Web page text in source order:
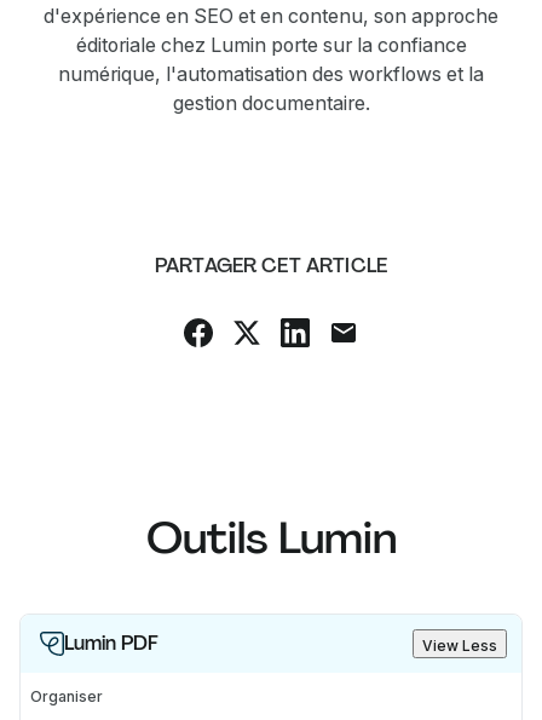
d'expérience en SEO et en contenu, son approche
éditoriale chez Lumin porte sur la confiance
numérique, l'automatisation des workflows et la
gestion documentaire.
PARTAGER CET ARTICLE
Outils Lumin
Lumin PDF View Less
Organiser